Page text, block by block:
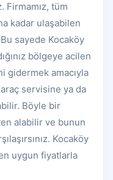
tüm
kadar ulaşabilen
sayede Kocaköy
bölgeye acilen
gidermek amacıyla
servisine ya da
Böyle bir
alabilir ve bunun
Kocaköy
uygun fiyatlarla